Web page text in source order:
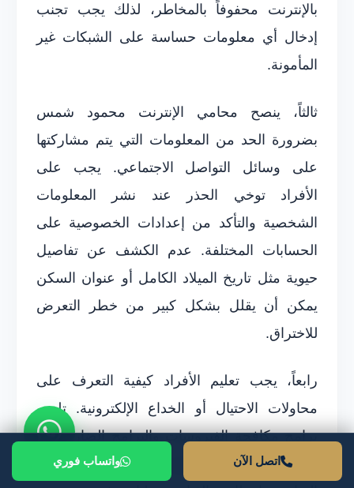
بالإنترنت محفوفاً بالمخاطر، لذلك يجب تجنب
إدخال أي معلومات حساسة على الشبكات غير
المأمونة.
ثالثاً، ينصح محامي الإنترنت محمود شمس
بضرورة الحد من المعلومات التي يتم مشاركتها
على وسائل التواصل الاجتماعي. يجب على
الأفراد توخي الحذر عند نشر المعلومات
الشخصية والتأكد من إعدادات الخصوصية على
الحسابات المختلفة. عدم الكشف عن تفاصيل
حيوية مثل تاريخ الميلاد الكامل أو عنوان السكن
يمكن أن يقلل بشكل كبير من خطر التعرض
للاختراق.
رابعاً، يجب تعليم الأفراد كيفية التعرف على
محاولات الاحتيال أو الخداع الإلكترونية. تلعب
برامج مكافحة الفيروسات والبرامج الضارة دوراً
مهماً في حماية المعلومات. يجب تحديث هذه
اتصل الآن واتساب فوري